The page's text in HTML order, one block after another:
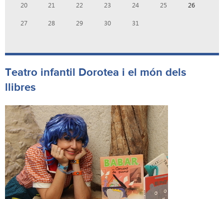
20 21 22 23 24 25 26
27 28 29 30 31
Teatro infantil Dorotea i el món dels
llibres